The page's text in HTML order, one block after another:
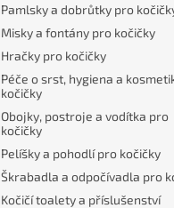
Pamlsky a dobrůtky pro
Misky a fontány pro kočičky
Hračky pro kočičky
Péče o srst, hygiena a
kočičky
Obojky, postroje a vodítka pro
kočičky
Pelíšky a pohodlí pro kočičky
Škrabadla a odpočívadla pro
Kočičí toalety a příslušenství